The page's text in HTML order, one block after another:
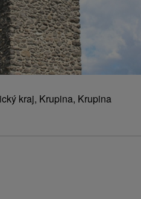
kraj, Krupina, Krupina